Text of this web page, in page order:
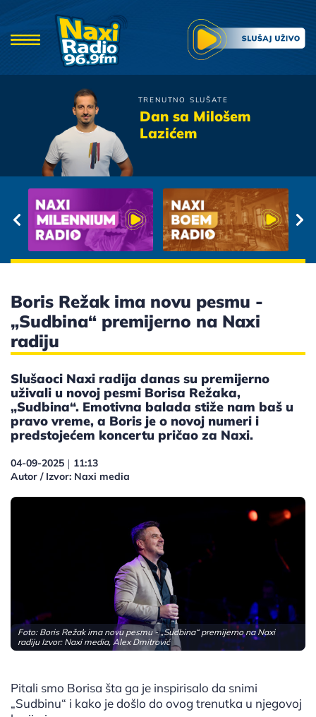
TRENUTNO SLUŠATE
Dan sa Milošem
Lazićem
Tony Cetinski
Boris Režak ima novu pesmu -
„Sudbina“ premijerno na Naxi
radiju
Slušaoci Naxi radija danas su premijerno
uživali u novoj pesmi Borisa Režaka,
„Sudbina“. Emotivna balada stiže nam baš u
pravo vreme, a Boris je o novoj numeri i
predstojećem koncertu pričao za Naxi.
04-09-2025 | 11:13
Autor / Izvor: Naxi media
Foto: Boris Režak ima novu pesmu - „Sudbina“ premijerno na Naxi
radiju Izvor: Naxi media, Alex Dmitrović
Pitali smo Borisa šta ga je inspirisalo da snimi
„Sudbinu“ i kako je došlo do ovog trenutka u njegovoj